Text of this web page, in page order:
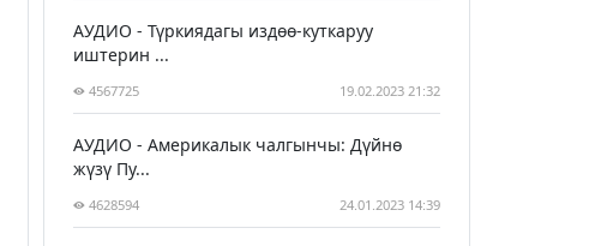
АУДИО - Түркиядагы издөө-куткаруу
иштерин ...
4567725 19.02.2023 21:32
АУДИО - Америкалык чалгынчы: Дүйнө
жүзү Пу...
4628594 24.01.2023 14:39